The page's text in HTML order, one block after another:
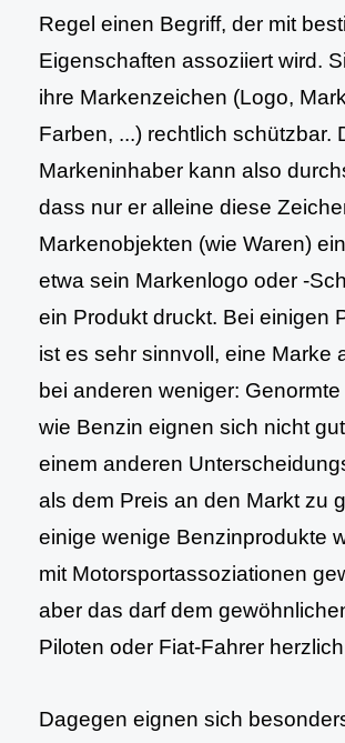
Regel einen Begriff, der mit
Eigenschaften assoziiert wird.
ihre Markenzeichen (Logo,
Farben, ...) rechtlich schützbar.
Markeninhaber kann also
dass nur er alleine diese
Markenobjekten (wie Waren)
etwa sein Markenlogo oder -
ein Produkt druckt. Bei einigen
ist es sehr sinnvoll, eine Marke
bei anderen weniger:
wie Benzin eignen sich nicht
einem anderen
als dem Preis an den Markt zu
einige wenige Benzinprodukte
mit Motorsportassoziationen
aber das darf dem
Piloten oder Fiat-Fahrer
Dagegen eignen sich